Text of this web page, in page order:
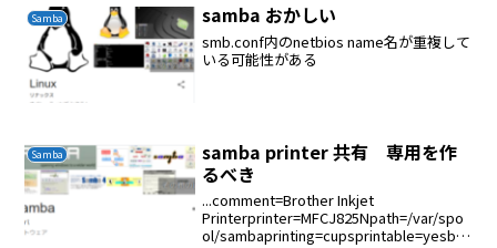
Samba samba おかしい
smb.conf内のnetbios name名が重複して
いる可能性がある
Samba
samba printer 共有 専用を作
るべき
...comment=Brother Inkjet
Printerprinter=MFCJ825Npath=/var/spo
ol/sambaprinting=cupsprintable=yesbro